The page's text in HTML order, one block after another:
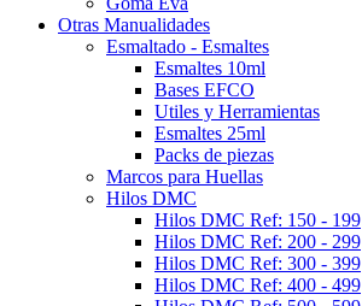
Otras Manualidades
Esmaltado - Esmaltes
Esmaltes 10ml
Bases EFCO
Utiles y Herramientas
Esmaltes 25ml
Packs de piezas
Marcos para Huellas
Hilos DMC
Hilos DMC Ref: 150 - 199
Hilos DMC Ref: 200 - 299
Hilos DMC Ref: 300 - 399
Hilos DMC Ref: 400 - 499